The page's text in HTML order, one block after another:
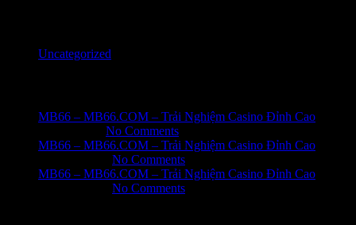
Uncategorized
MB66 – MB66.COM – Trải Nghiệm Casino Đỉnh Cao
No Comments
MB66 – MB66.COM – Trải Nghiệm Casino Đỉnh Cao
No Comments
MB66 – MB66.COM – Trải Nghiệm Casino Đỉnh Cao
No Comments